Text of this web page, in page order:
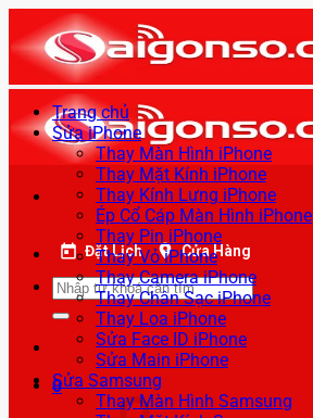
qua
nội
dung
Đặt Lịch Cửa Hàng
Tìm
kiếm:
0
Trang chủ
Sửa iPhone
Thay Màn Hình iPhone
Thay Mặt Kính iPhone
Thay Kính Lưng iPhone
Ép Cổ Cáp Màn Hình iPhone
Thay Pin iPhone
Thay Vỏ iPhone
Thay Camera iPhone
Thay Chân Sạc iPhone
Thay Loa iPhone
Sửa Face ID iPhone
Sửa Main iPhone
Sửa Samsung
Thay Màn Hình Samsung